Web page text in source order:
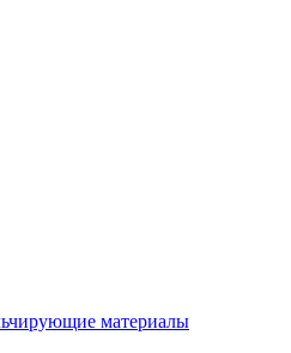
материалы